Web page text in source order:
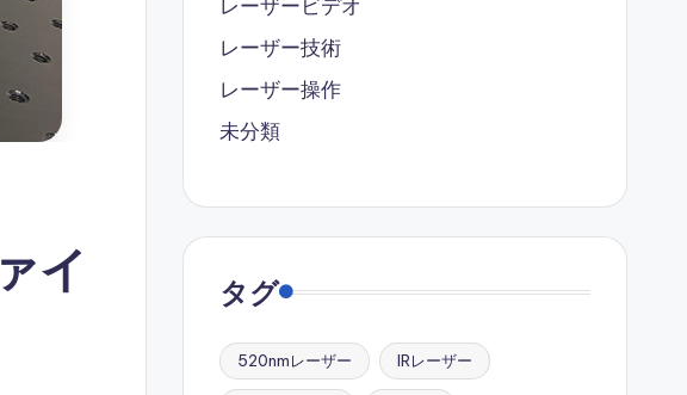
イ
レーザービデオ
レーザー技術
レーザー操作
未分類
タグ
520nmレーザー IRレーザー